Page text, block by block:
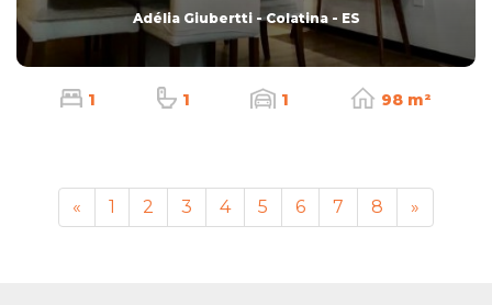
Adélia Giubertti - Colatina - ES
1 1 1 98 m²
« 1 2 3 4 5 6 7 8 »